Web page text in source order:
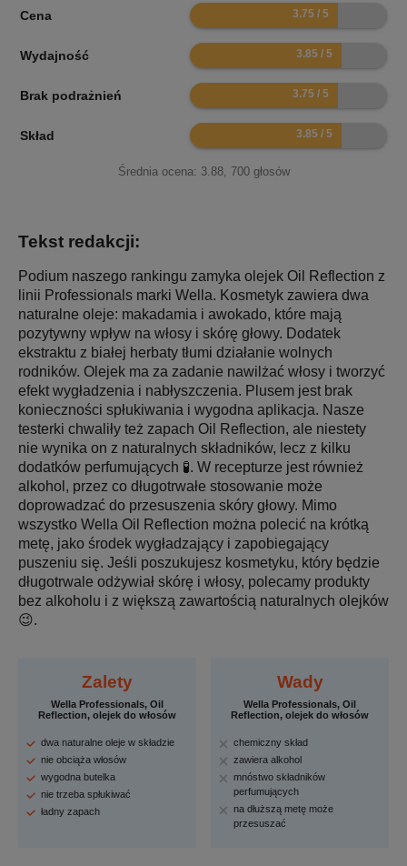
Cena 7.5
Wydajność 7.7
Brak podrażnień 7.5
Skład 7.7
Średnia ocena: 3.88, 700głosów
Tekst redakcji:
Podium naszego rankingu zamyka olejek Oil Reflection z
linii Professionals marki Wella. Kosmetyk zawiera dwa
naturalne oleje: makadamia i awokado, które mają
pozytywny wpływ na włosy i skórę głowy. Dodatek
ekstraktu z białej herbaty tłumi działanie wolnych
rodników. Olejek ma za zadanie nawilżać włosy i tworzyć
efekt wygładzenia i nabłyszczenia. Plusem jest brak
konieczności spłukiwania i wygodna aplikacja. Nasze
testerki chwaliły też zapach Oil Reflection, ale niestety
nie wynika on z naturalnych składników, lecz z kilku
dodatków perfumujących 🧪. W recepturze jest również
alkohol, przez co długotrwałe stosowanie może
doprowadzać do przesuszenia skóry głowy. Mimo
wszystko Wella Oil Reflection można polecić na krótką
metę, jako środek wygładzający i zapobiegający
puszeniu się. Jeśli poszukujesz kosmetyku, który będzie
długotrwale odżywiał skórę i włosy, polecamy produkty
bez alkoholu i z większą zawartością naturalnych olejków
😉.
Zalety
Wella Professionals, Oil
Reflection, olejek do włosów
dwa naturalne oleje w składzie
nie obciąża włosów
wygodna butelka
nie trzeba spłukiwać
ładny zapach
Wady
Wella Professionals, Oil
Reflection, olejek do włosów
chemiczny skład
zawiera alkohol
mnóstwo składników
perfumujących
na dłuższą metę może
przesuszać